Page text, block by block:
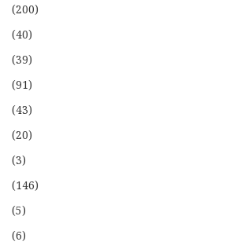
(200)
(40)
(39)
(91)
(43)
(20)
(3)
(146)
(5)
(6)